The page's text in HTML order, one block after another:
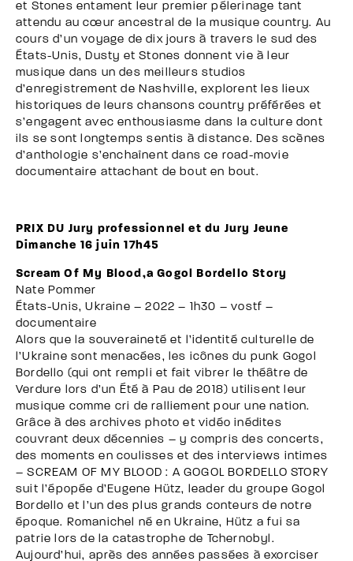
et Stones entament leur premier pélerinage tant
attendu au cœur ancestral de la musique country. Au
cours d’un voyage de dix jours à travers le sud des
États-Unis, Dusty et Stones donnent vie à leur
musique dans un des meilleurs studios
d’enregistrement de Nashville, explorent les lieux
historiques de leurs chansons country préférées et
s’engagent avec enthousiasme dans la culture dont
ils se sont longtemps sentis à distance. Des scènes
d’anthologie s’enchaînent dans ce road-movie
documentaire attachant de bout en bout.
PRIX DU Jury professionnel et du Jury Jeune
Dimanche 16 juin 17h45
Scream Of My Blood,a Gogol Bordello Story
Nate Pommer
États-Unis, Ukraine – 2022 – 1h30 – vostf –
documentaire
Alors que la souveraineté et l’identité culturelle de
l’Ukraine sont menacées, les icônes du punk Gogol
Bordello (qui ont rempli et fait vibrer le théâtre de
Verdure lors d’un Été à Pau de 2018) utilisent leur
musique comme cri de ralliement pour une nation.
Grâce à des archives photo et vidéo inédites
couvrant deux décennies – y compris des concerts,
des moments en coulisses et des interviews intimes
– SCREAM OF MY BLOOD : A GOGOL BORDELLO STORY
suit l’épopée d’Eugene Hütz, leader du groupe Gogol
Bordello et l’un des plus grands conteurs de notre
époque. Romanichel né en Ukraine, Hütz a fui sa
patrie lors de la catastrophe de Tchernobyl.
Aujourd’hui, après des années passées à exorciser